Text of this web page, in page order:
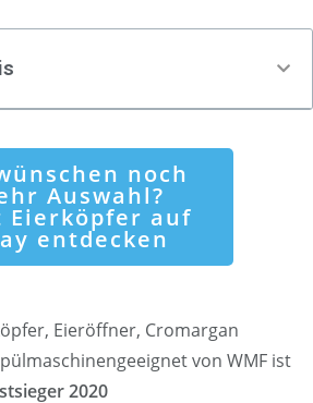
noch
Auswahl?
Eierköpfer auf
entdecken
Eieröffner, Cromargan
von WMF ist
2020